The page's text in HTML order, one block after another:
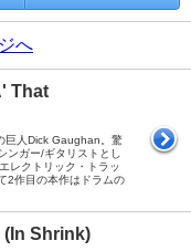
へ
That
巨人Dick Gaughan。驚
ンガー/ギタリストとし
レクトリック・トラッ
2作目の本作はドラムの
(In Shrink)